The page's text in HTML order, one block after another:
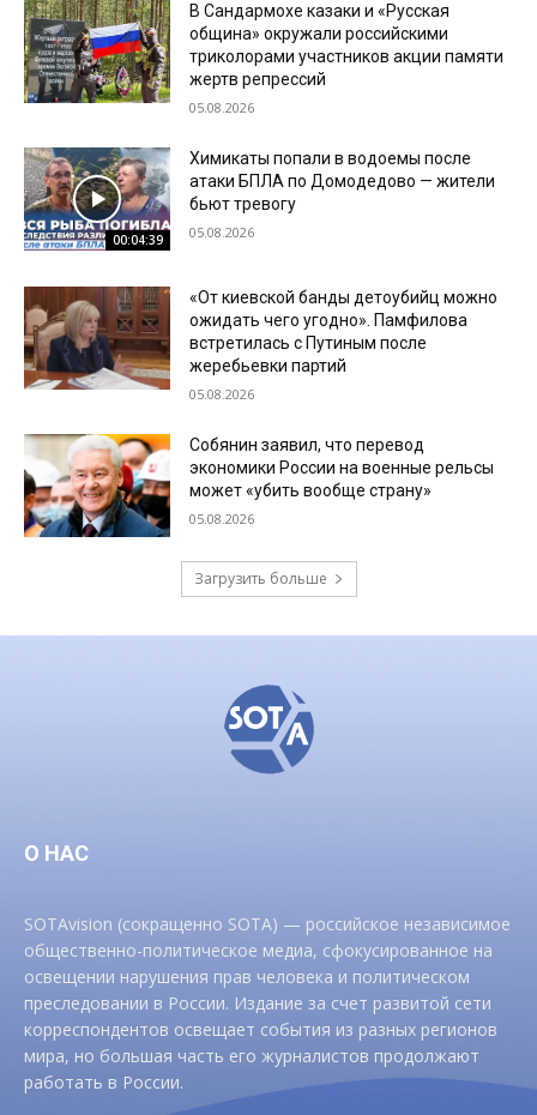
В Сандармохе казаки и «Русская
община» окружали российскими
триколорами участников акции памяти
жертв репрессий
05.08.2026
00:04:39
Химикаты попали в водоемы после
атаки БПЛА по Домодедово — жители
бьют тревогу
05.08.2026
«От киевской банды детоубийц можно
ожидать чего угодно». Памфилова
встретилась с Путиным после
жеребьевки партий
05.08.2026
Собянин заявил, что перевод
экономики России на военные рельсы
может «убить вообще страну»
05.08.2026
Загрузить больше
О НАС
SOTAvision (сокращенно SOTA) — российское независимое
общественно-политическое медиа, сфокусированное на
освещении нарушения прав человека и политическом
преследовании в России. Издание за счет развитой сети
корреспондентов освещает события из разных регионов
мира, но большая часть его журналистов продолжают
работать в России.